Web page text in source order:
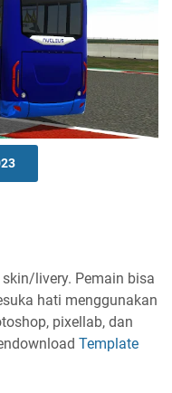
livery. Pemain bisa
hati menggunakan
pixellab, dan
Template